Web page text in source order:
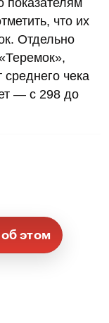
что их
Отдельно
среднего чека
— с 298 до
этом